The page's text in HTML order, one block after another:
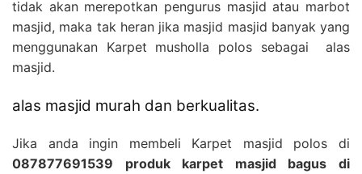
tidak akan merepotkan pengurus masjid atau marbot
masjid, maka tak heran jika masjid masjid banyak yang
menggunakan Karpet musholla polos sebagai alas
masjid.
alas masjid murah dan berkualitas.
Jika anda ingin membeli Karpet masjid polos di
087877691539 produk karpet masjid bagus di